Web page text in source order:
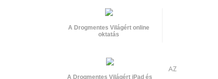
A Drogmentes Világért online
oktatás
A Drogmentes Világért iPad és
AZ